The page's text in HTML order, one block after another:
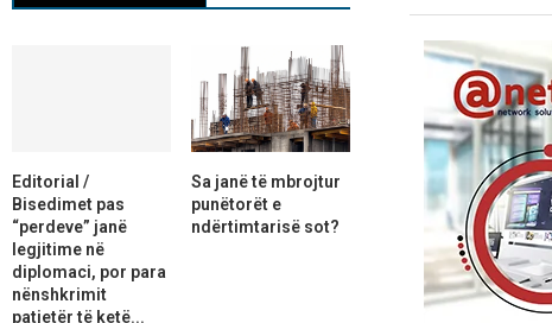
Editorial /
Bisedimet pas
“perdeve” janë
legjitime në
diplomaci, por para
nënshkrimit
patjetër të ketë...
Sa janë të mbrojtur
punëtorët e
ndërtimtarisë sot?